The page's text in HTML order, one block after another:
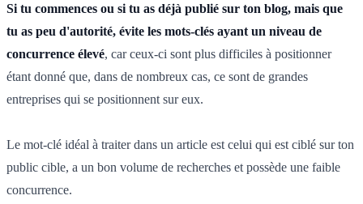
Si tu commences ou si tu as déjà publié sur ton blog, mais que
tu as peu d'autorité, évite les mots-clés ayant un niveau de
concurrence élevé, car ceux-ci sont plus difficiles à positionner
étant donné que, dans de nombreux cas, ce sont de grandes
entreprises qui se positionnent sur eux.
Le mot-clé idéal à traiter dans un article est celui qui est ciblé sur ton
public cible, a un bon volume de recherches et possède une faible
concurrence.